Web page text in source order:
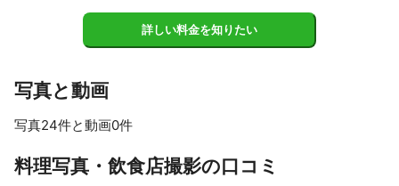
詳しい料金を知りたい
写真と動画
写真24件と動画0件
すべて見る
料理写真・飲食店撮影の口コミ